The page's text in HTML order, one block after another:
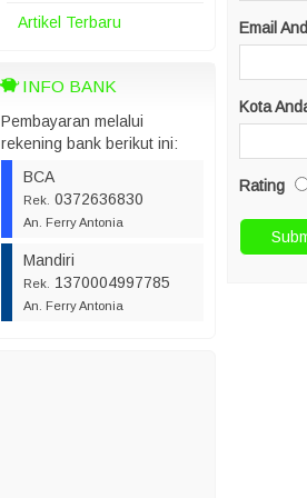
Artikel Terbaru
INFO BANK
Pembayaran melalui
rekening bank berikut ini:
BCA
Rek. 0372636830
An. Ferry Antonia
Mandiri
Rek. 1370004997785
An. Ferry Antonia
Email
Kota
Rating